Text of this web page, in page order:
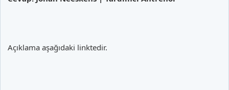
Açıklama aşağıdaki linktedir.